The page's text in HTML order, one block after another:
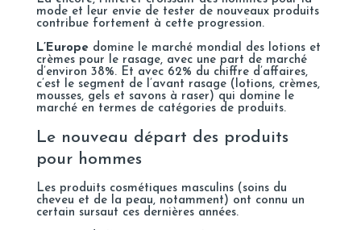
mode et leur envie de tester de nouveaux produits
contribue fortement à cette progression.
L’Europe domine le marché mondial des lotions et
crèmes pour le rasage, avec une part de marché
d’environ 38%. Et avec 62% du chiffre d’affaires,
c’est le segment de l’avant rasage (lotions, crèmes,
mousses, gels et savons à raser) qui domine le
marché en termes de catégories de produits.
Le nouveau départ des produits
pour hommes
Les produits cosmétiques masculins (soins du
cheveu et de la peau, notamment) ont connu un
certain sursaut ces dernières années.